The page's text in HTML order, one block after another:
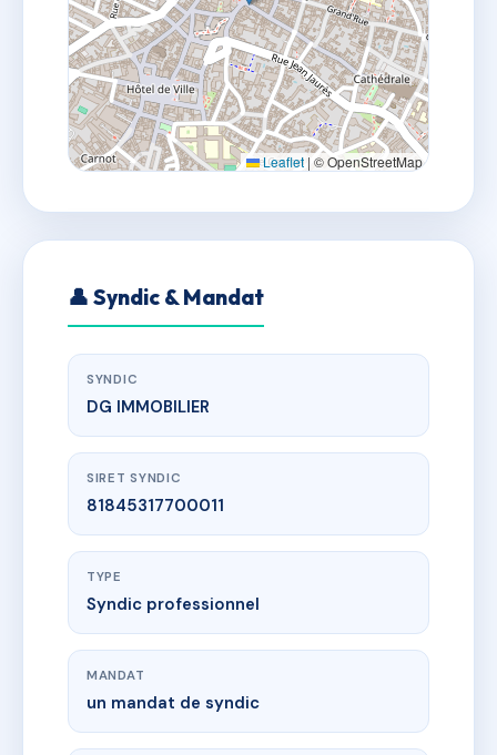
Leaflet | © OpenStreetMap
👤 Syndic & Mandat
SYNDIC
DG IMMOBILIER
SIRET SYNDIC
81845317700011
TYPE
Syndic professionnel
MANDAT
un mandat de syndic